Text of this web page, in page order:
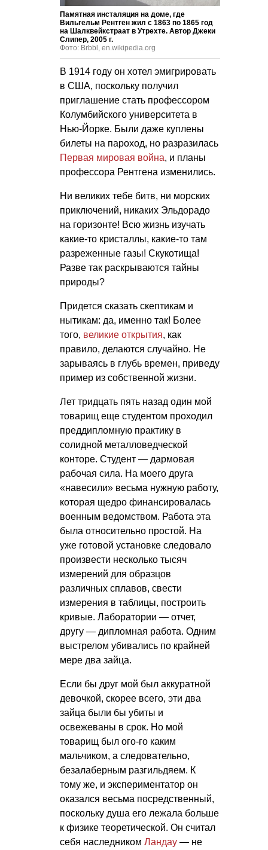
Памятная инсталяция на доме, где
Вильгельм Рентген жил с 1863 по 1865 год
на Шалквейкстраат в Утрехте. Автор Джеки
Слипер, 2005 г.
Фото: Brbbl, en.wikipedia.org
В 1914 году он хотел эмигрировать
в США, поскольку получил
приглашение стать профессором
Колумбийского университета в
Нью-Йорке. Были даже куплены
билеты на пароход, но разразилась
Первая мировая война, и планы
профессора Рентгена изменились.
Ни великих тебе битв, ни морских
приключений, никаких Эльдорадо
на горизонте! Всю жизнь изучать
какие-то кристаллы, какие-то там
разреженные газы! Скукотища!
Разве так раскрываются тайны
природы?
Придется сказать скептикам и
нытикам: да, именно так! Более
того, великие открытия, как
правило, делаются случайно. Не
зарываясь в глубь времен, приведу
пример из собственной жизни.
Лет тридцать пять назад один мой
товарищ еще студентом проходил
преддипломную практику в
солидной металловедческой
конторе. Студент — дармовая
рабочая сила. На моего друга
«навесили» весьма нужную работу,
которая щедро финансировалась
военным ведомством. Работа эта
была относительно простой. На
уже готовой установке следовало
произвести несколько тысяч
измерений для образцов
различных сплавов, свести
измерения в таблицы, построить
кривые. Лаборатории — отчет,
другу — дипломная работа. Одним
выстрелом убивались по крайней
мере два зайца.
Если бы друг мой был аккуратной
девочкой, скорее всего, эти два
зайца были бы убиты и
освежеваны в срок. Но мой
товарищ был ого-го каким
мальчиком, а следовательно,
безалаберным разгильдяем. К
тому же, и экспериментатор он
оказался весьма посредственный,
поскольку душа его лежала больше
к физике теоретической. Он считал
себя наследником Ландау — не